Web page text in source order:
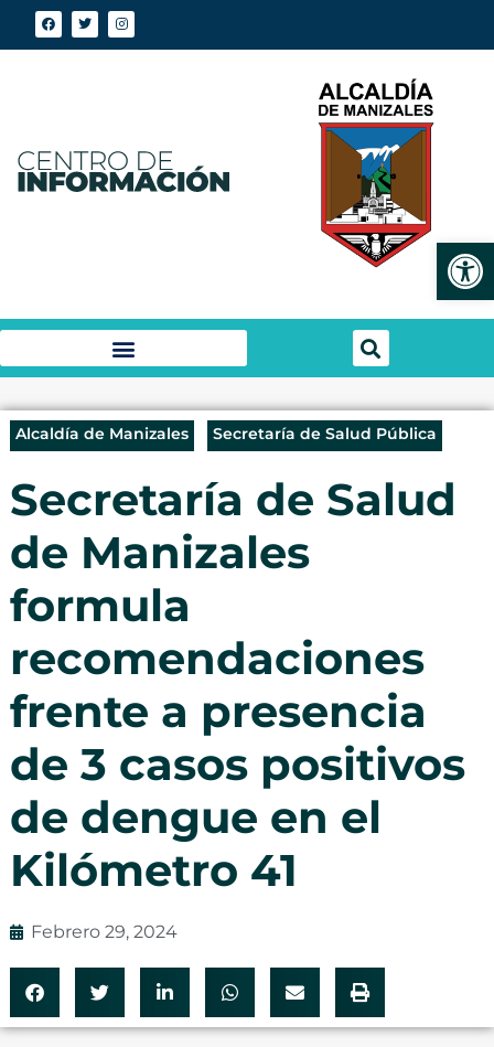
Alcaldía de Manizales Secretaría de Salud Pública
Secretaría de Salud
de Manizales
formula
recomendaciones
frente a presencia
de 3 casos positivos
de dengue en el
Kilómetro 41
Febrero 29, 2024